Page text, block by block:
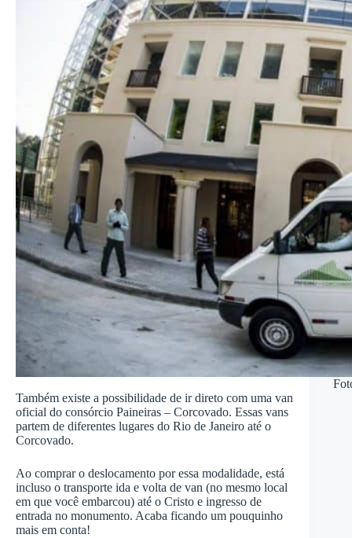
Também existe a possibilidade de ir direto com uma van
oficial do consórcio Paineiras – Corcovado. Essas vans
partem de diferentes lugares do Rio de Janeiro até o
Corcovado.
Ao comprar o deslocamento por essa modalidade, está
incluso o transporte ida e volta de van (no mesmo local
em que você embarcou) até o Cristo e ingresso de
entrada no monumento. Acaba ficando um pouquinho
mais em conta!